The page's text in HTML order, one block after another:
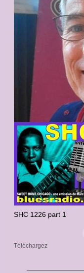
SHC 1226 part 1
Téléchargez